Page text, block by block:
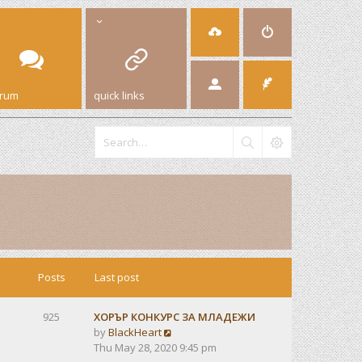
quick links
Posts Last post
925
ХОРЪР КОНКУРС ЗА МЛАДЕЖИ
byBlackHeart
i
Thu May 28, 2020 9:45 pm